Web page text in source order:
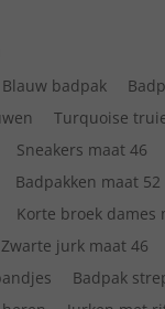
Blauw badpak
Turquoise
Sneakers maat 46
Badpakken maat 52
Korte broek dames
Zwarte jurk maat 46
Badpak